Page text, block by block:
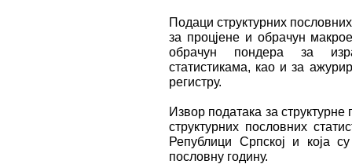
Подаци структурних
за процјене и обрачун
обрачун пондера за
статистикама, као и за
регистру.
Извор података за
структурних пословних
Републици Српској и која
пословну годину.